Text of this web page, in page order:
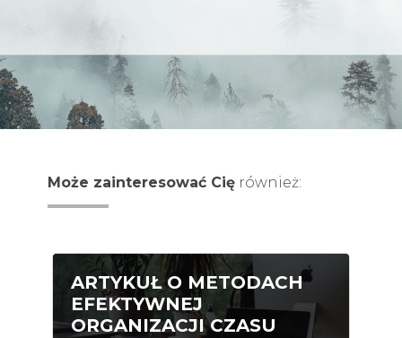
Może zainteresować Cię również:
ARTYKUŁ O METODACH
EFEKTYWNEJ
ORGANIZACJI CZASU